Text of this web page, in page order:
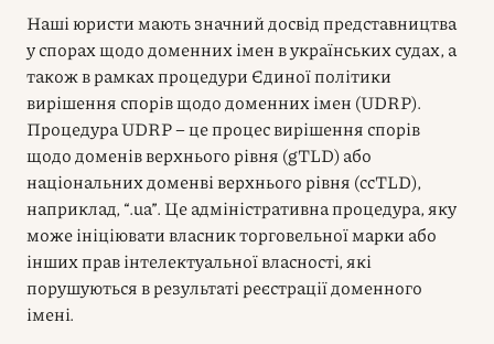
Наші юристи мають значний досвід представництва
у спорах щодо доменних імен в українських судах, а
також в рамках процедури Єдиної політики
вирішення спорів щодо доменних імен (UDRP).
Процедура UDRP – це процес вирішення спорів
щодо доменів верхнього рівня (gTLD) або
національних доменві верхнього рівня (ccTLD),
наприклад, “.ua”. Це адміністративна процедура, яку
може ініціювати власник торговельної марки або
інших прав інтелектуальної власності, які
порушуються в результаті реєстрації доменного
імені.